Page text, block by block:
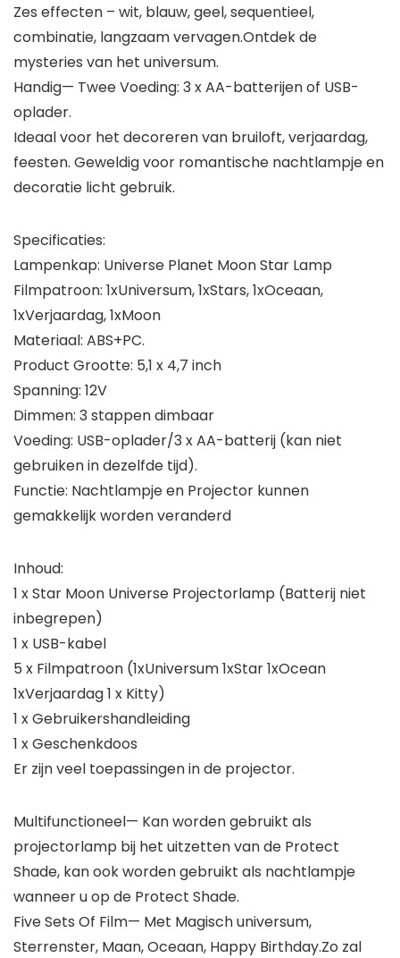
Zes effecten – wit, blauw, geel, sequentieel,
combinatie, langzaam vervagen.Ontdek de
mysteries van het universum.
Handig— Twee Voeding: 3 x AA-batterijen of USB-
oplader.
Ideaal voor het decoreren van bruiloft, verjaardag,
feesten. Geweldig voor romantische nachtlampje en
decoratie licht gebruik.
Specificaties:
Lampenkap: Universe Planet Moon Star Lamp
Filmpatroon: 1xUniversum, 1xStars, 1xOceaan,
1xVerjaardag, 1xMoon
Materiaal: ABS+PC.
Product Grootte: 5,1 x 4,7 inch
Spanning: 12V
Dimmen: 3 stappen dimbaar
Voeding: USB-oplader/3 x AA-batterij (kan niet
gebruiken in dezelfde tijd).
Functie: Nachtlampje en Projector kunnen
gemakkelijk worden veranderd
Inhoud:
1 x Star Moon Universe Projectorlamp (Batterij niet
inbegrepen)
1 x USB-kabel
5 x Filmpatroon (1xUniversum 1xStar 1xOcean
1xVerjaardag 1 x Kitty)
1 x Gebruikershandleiding
1 x Geschenkdoos
Er zijn veel toepassingen in de projector.
Multifunctioneel— Kan worden gebruikt als
projectorlamp bij het uitzetten van de Protect
Shade, kan ook worden gebruikt als nachtlampje
wanneer u op de Protect Shade.
Five Sets Of Film— Met Magisch universum,
Sterrenster, Maan, Oceaan, Happy Birthday.Zo zal